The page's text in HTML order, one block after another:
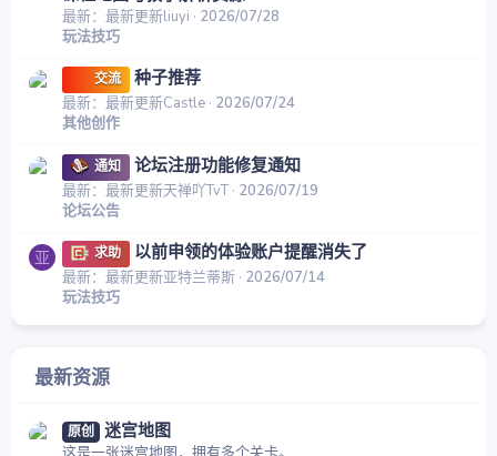
最新：最新更新liuyi
2026/07/28
玩法技巧
交流 种子推荐
最新：最新更新Castle 2026/07/24
其他创作
通知 论坛注册功能修复通知
最新：最新更新天禅吖TvT 2026/07/19
论坛公告
亚 求助 以前申领的体验账户提醒消失了
最新：最新更新亚特兰蒂斯 2026/07/14
玩法技巧
最新资源
原创 迷宫地图